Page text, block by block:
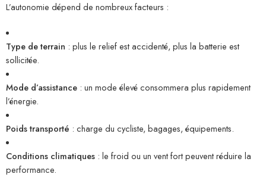
L’autonomie dépend de nombreux facteurs :
Type de terrain : plus le relief est accidenté, plus la batterie est
sollicitée.
Mode d’assistance : un mode élevé consommera plus rapidement
l’énergie.
Poids transporté : charge du cycliste, bagages, équipements.
Conditions climatiques : le froid ou un vent fort peuvent réduire la
performance.